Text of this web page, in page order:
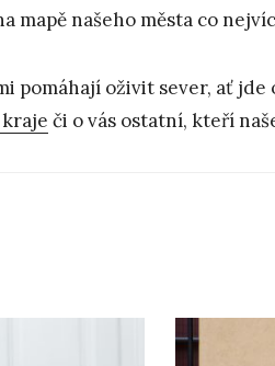
mapě našeho města co
pomáhají oživit sever, ať
či o vás ostatní, kteří